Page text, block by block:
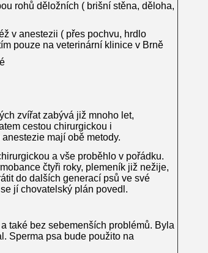
rohů děložních ( brišní stěna, děloha,
v anestezii ( přes pochvu, hrdlo
pouze na veterinární klinice v Brně
zvířat zabývá již mnoho let,
cestou chirurgickou i
mají obě metody.
a vše proběhlo v pořádku.
čtyři roky, plemeník již nežije,
do dalších generací psů ve své
jí chovatelský plán povedl.
také bez sebemenších problémů. Byla
Sperma psa bude použito na